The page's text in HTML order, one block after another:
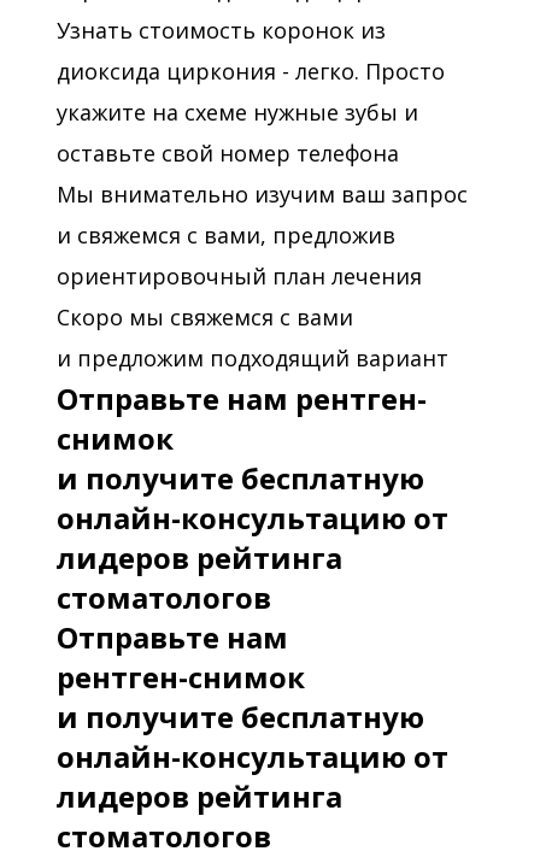
Узнать стоимость коронок из
диоксида циркония - легко. Просто
укажите на схеме нужные зубы и
оставьте свой номер телефона
Мы внимательно изучим ваш запрос
и свяжемся с вами, предложив
ориентировочный план лечения
Скоро мы свяжемся с вами
и предложим подходящий вариант
Отправьте нам рентген-
снимок
и получите бесплатную
онлайн-консультацию от
лидеров рейтинга
стоматологов
Отправьте нам
рентген-снимок
и получите бесплатную
онлайн-консультацию от
лидеров рейтинга
стоматологов